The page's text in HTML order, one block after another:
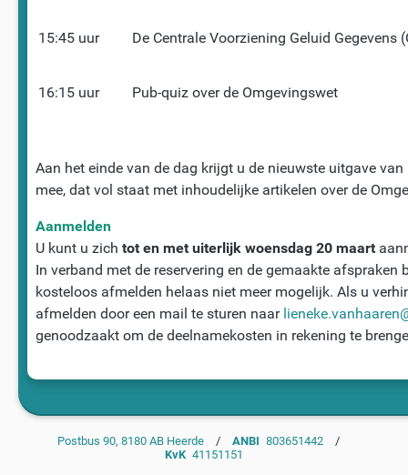
15:45 uur De Centrale Voorziening Geluid Gegevens
16:15 uur Pub-quiz over de Omgevingswet
Aan het einde van de dag krijgt u de nieuwste uitgave
mee, dat vol staat met inhoudelijke artikelen over de
Aanmelden
U kunt u zich tot en met uiterlijk woensdag 20 maart
In verband met de reservering en de gemaakte afspraken
kosteloos afmelden helaas niet meer mogelijk. Als u
afmelden door een mail te sturen naar
genoodzaakt om de deelnamekosten in rekening te
Postbus 90, 8180 AB Heerde/ ANBI 803651442/
KvK 41151151